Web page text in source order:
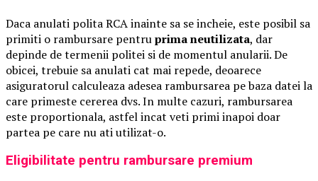
Daca anulati polita RCA inainte sa se incheie, este posibil sa
primiti o rambursare pentruprima neutilizata, dar
depinde de termenii politei si de momentul anularii. De
obicei, trebuie sa anulati cat mai repede, deoarece
asiguratorul calculeaza adesea rambursarea pe baza datei la
care primeste cererea dvs. In multe cazuri, rambursarea
este proportionala, astfel incat veti primi inapoi doar
partea pe care nu ati utilizat-o.
Eligibilitate pentru rambursare premium